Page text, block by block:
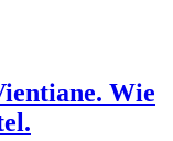
Wie